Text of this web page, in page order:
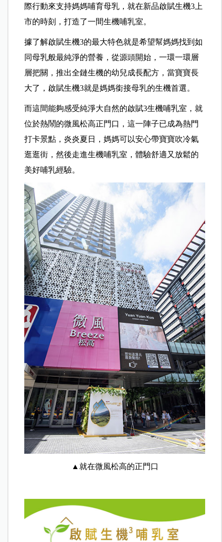
際行動來支持媽媽哺育母乳，就在新品啟賦生機3上
市的時刻，打造了一間生機哺乳室。
據了解啟賦生機3的最大特色就是希望幫媽媽找到如
同母乳般最純淨的營養，從源頭開始，一環一環層
層把關，推出全鏈生機的幼兒成長配方，當寶寶長
大了，啟賦生機3就是媽媽銜接母乳的生機首選。
而這間能夠感受純淨大自然的啟賦3生機哺乳室，就
位於熱鬧的微風松高正門口，這一陣子已成為熱門
打卡景點，炎炎夏日，媽媽可以安心帶寶寶吹冷氣
逛逛街，然後走進生機哺乳室，體驗舒適又放鬆的
美好哺乳經驗。
▲就在微風松高的正門口